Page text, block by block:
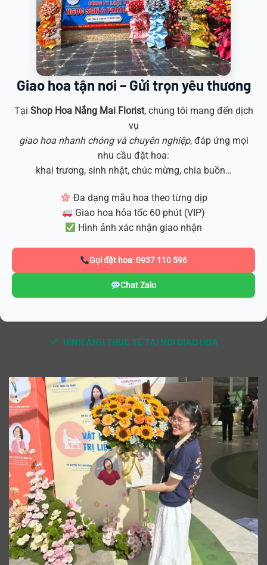
Giao hoa tận nơi – Gửi trọn yêu thương
Tại Shop Hoa Nắng Mai Florist, chúng tôi mang đến dịch
vụ
giao hoa nhanh chóng và chuyên nghiệp, đáp ứng mọi
nhu cầu đặt hoa:
khai trương, sinh nhật, chúc mừng, chia buồn…
Đa dạng mẫu hoa theo từng dịp
Giao hoa hỏa tốc 60 phút (VIP)
Hình ảnh xác nhận giao nhận
Gọi đặt hoa: 0937 110 596
Chat Zalo
HÌNH ẢNH THỰC TẾ TẠI NƠI GIAO HOA